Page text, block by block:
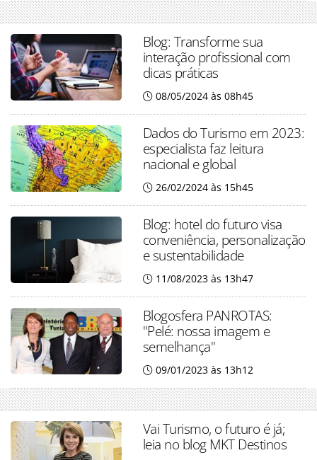
Blog: Transforme sua
interação profissional com
dicas práticas
08/05/2024 às 08h45
Dados do Turismo em 2023:
especialista faz leitura
nacional e global
26/02/2024 às 15h45
Blog: hotel do futuro visa
conveniência, personalização
e sustentabilidade
11/08/2023 às 13h47
Blogosfera PANROTAS:
"Pelé: nossa imagem e
semelhança"
09/01/2023 às 13h12
Vai Turismo, o futuro é já;
leia no blog MKT Destinos